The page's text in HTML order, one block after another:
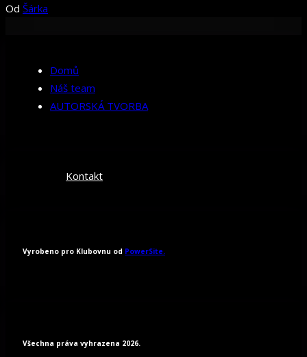
Od Šárka
Domů
Náš team
AUTORSKÁ TVORBA
Kontakt
Vyrobeno pro Klubovnu od PowerSite.
Všechna práva vyhrazena 2026.